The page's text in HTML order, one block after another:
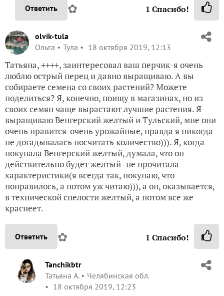
Ответить ✿ 1 Спасибо!
olvik-tula
Ольга
Тула 18 октября 2019, 12:13
Татьяна, ++++, заинтересовал ваш перчик-я очень
люблю острый перец и давно выращиваю. А вы
собираете семена со своих растений? Можете
поделиться? Я, конечно, поищу в магазинах, но из
своих семян чаще вырастают лучшие растения. Я
выращиваю Венгерский желтый и Тульский, мне они
очень нравится-очень урожайные, правда я никогда
не догадывалась посчитать количество))). Я, когда
покупала Венгерский желтый, думала, что он
действительно будет желтый- не прочитала
характеристики(я всегда так, покупаю, что
понравилось, а потом уж читаю))), а он, оказывается,
в технической спелости желтый, а потом все же
краснеет.
Ответить ✿ 1 Спасибо!
Tanchikbtr
Татьяна А.
Челябинская обл.
18 октября 2019, 12:23